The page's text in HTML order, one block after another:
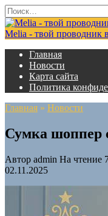
Перейти
к
содержанию
Search
for:
Melia - твой проводник
Главная
Новости
Карта сайта
Политика
Главная » Новости
Сумка шоппер
Автор admin На чтение
02.11.2025